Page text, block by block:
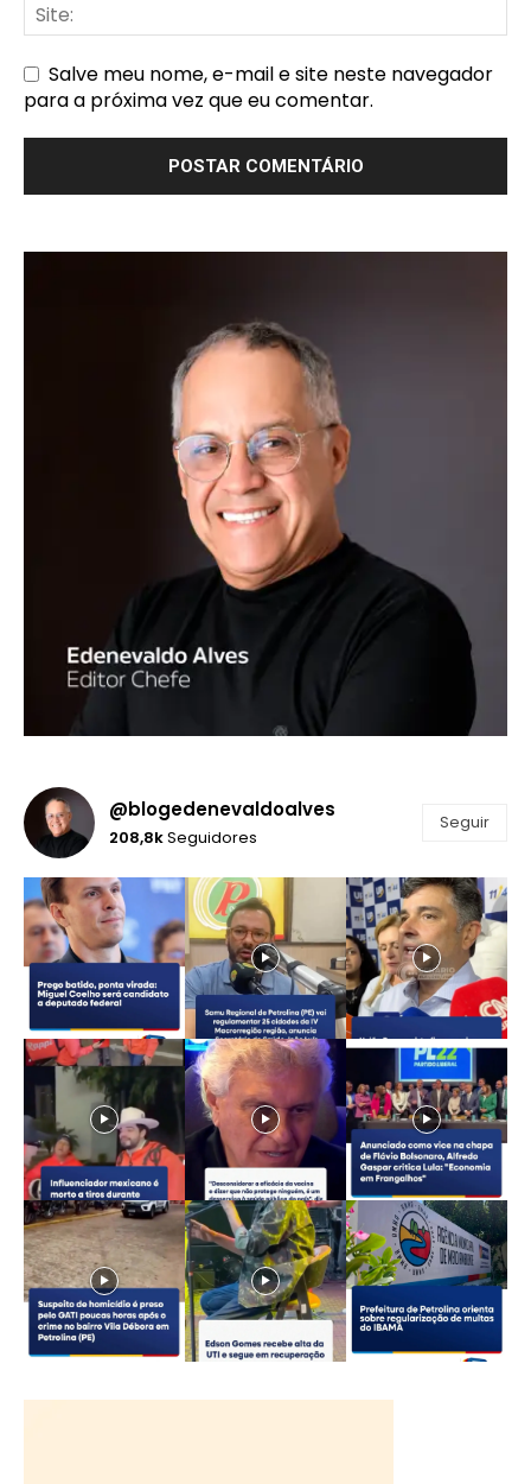
Salve meu nome, e-mail e site neste navegador
para a próxima vez que eu comentar.
@blogedenevaldoalves
208,8kSeguidores
Seguir